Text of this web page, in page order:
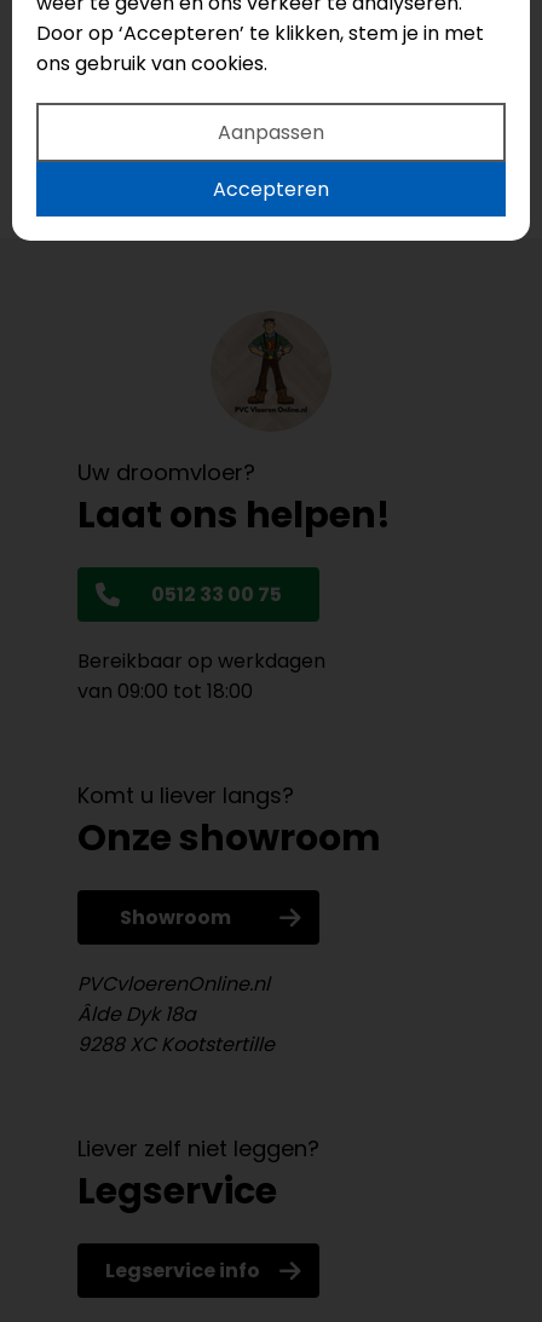
IBAN:NL75INGB0005044998
BIC:INGBNL2A
PVCvloerenOnline.nl
NL36INGB0006850385
IBAN:NL36INGB0006850385
Door op ‘Accepteren’ te klikken, stem je in met
ons gebruik van cookies.
Aanpassen
Accepteren
Uw droomvloer?
Laat ons helpen!
0512 33 00 75
Bereikbaar op werkdagen
van 09:00 tot 18:00
Komt u liever langs?
Onze showroom
Showroom
PVCvloerenOnline.nl
Âlde Dyk 18a
9288 XC Kootstertille
Liever zelf niet leggen?
Legservice
Legservice info